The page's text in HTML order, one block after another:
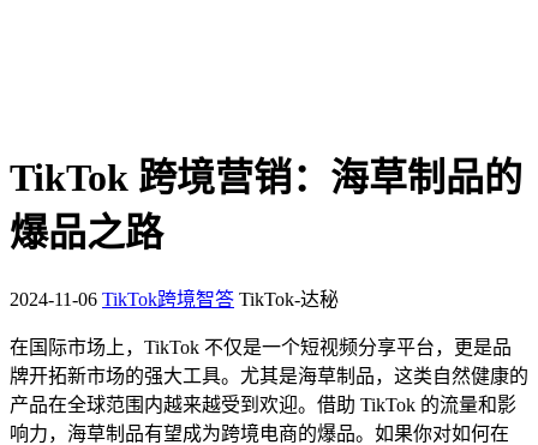
TikTok 跨境营销：海草制品的
爆品之路
2024-11-06 TikTok跨境智答 TikTok-达秘
在国际市场上，TikTok 不仅是一个短视频分享平台，更是品
牌开拓新市场的强大工具。尤其是海草制品，这类自然健康的
产品在全球范围内越来越受到欢迎。借助 TikTok 的流量和影
响力，海草制品有望成为跨境电商的爆品。如果你对如何在